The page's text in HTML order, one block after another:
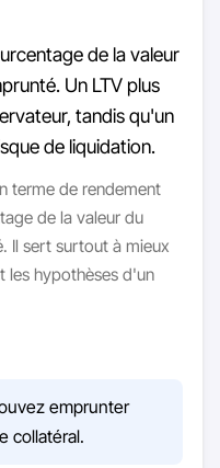
de la valeur
Un LTV plus
tandis qu'un
de liquidation.
terme de rendement
de la valeur du
Il sert surtout à mieux
les hypothèses d'un
emprunter
collatéral.